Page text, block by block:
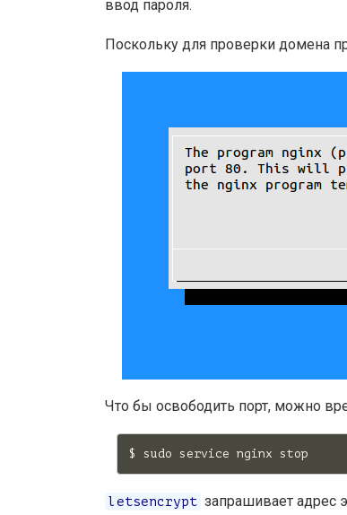
ввод пароля.
Поскольку для проверки домена
Что бы освободить порт, можно
letsencrypt запрашивает адрес